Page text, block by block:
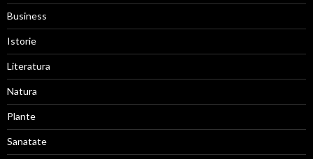
Business
Istorie
Literatura
Natura
Plante
Sanatate